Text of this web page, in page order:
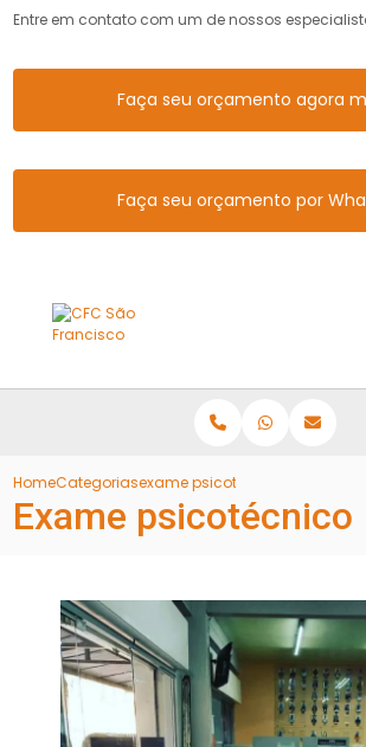
Entre em contato com um de nossos
Faça seu orçamento agora
Faça seu orçamento por
HomeCategoriasexame psicotecnico
Exame psicotécnico